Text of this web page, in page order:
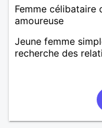
Femme célibataire
amoureuse
Jeune femme
recherche des